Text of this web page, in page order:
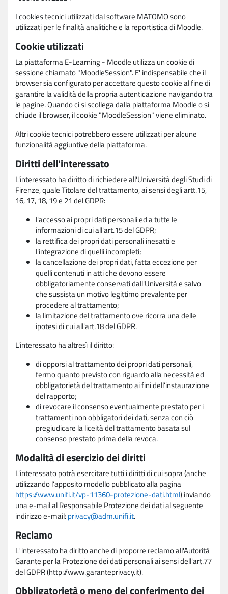
I cookies tecnici utilizzati dal software MATOMO sono
utilizzati per le finalità analitiche e la reportistica di Moodle.
Cookie utilizzati
La piattaforma E-Learning - Moodle utilizza un cookie di
sessione chiamato "MoodleSession". E' indispensabile che il
browser sia configurato per accettare questo cookie al fine di
garantire la validità della propria autenticazione navigando tra
le pagine. Quando ci si scollega dalla piattaforma Moodle o si
chiude il browser, il cookie "MoodleSession" viene eliminato.
Altri cookie tecnici potrebbero essere utilizzati per alcune
funzionalità aggiuntive della piattaforma.
Diritti dell'interessato
L'interessato ha diritto di richiedere all'Università degli Studi di
Firenze, quale Titolare del trattamento, ai sensi degli artt.15,
16, 17, 18, 19 e 21 del GDPR:
l'accesso ai propri dati personali ed a tutte le
informazioni di cui all'art.15 del GDPR;
la rettifica dei propri dati personali inesatti e
l'integrazione di quelli incompleti;
la cancellazione dei propri dati, fatta eccezione per
quelli contenuti in atti che devono essere
obbligatoriamente conservati dall'Università e salvo
che sussista un motivo legittimo prevalente per
procedere al trattamento;
la limitazione del trattamento ove ricorra una delle
ipotesi di cui all'art.18 del GDPR.
L'interessato ha altresì il diritto:
di opporsi al trattamento dei propri dati personali,
fermo quanto previsto con riguardo alla necessità ed
obbligatorietà del trattamento ai fini dell'instaurazione
del rapporto;
di revocare il consenso eventualmente prestato per i
trattamenti non obbligatori dei dati, senza con ciò
pregiudicare la liceità del trattamento basata sul
consenso prestato prima della revoca.
Modalità di esercizio dei diritti
L'interessato potrà esercitare tutti i diritti di cui sopra (anche
utilizzando l'apposito modello pubblicato alla pagina
https://www.unifi.it/vp-11360-protezione-dati.html) inviando
una e-mail al Responsabile Protezione dei dati al seguente
indirizzo e-mail:privacy@adm.unifi.it.
Reclamo
L' interessato ha diritto anche di proporre reclamo all'Autorità
Garante per la Protezione dei dati personali ai sensi dell'art.77
del GDPR (http://www.garanteprivacy.it).
Obbligatorietà o meno del conferimento dei